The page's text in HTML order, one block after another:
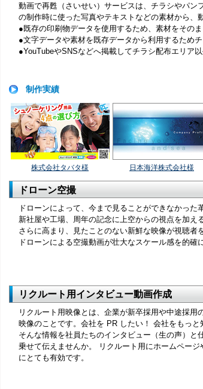
動画で再甦（さいせい）サービスは、チラシやパン
の制作時に使った写真やテキストなどの素材から、
●既存の印刷物データを使用するため、素材をその
●文字データや素材を既存データから利用するため
●YouTubeやSNSなどへ掲載してチラシ配布エリア
制作実績
株式会社タバタ様 日本海洋株式会社様
ドローン空撮
ドローンによって、今まで見ることができなかった
新社屋や工場、周年の記念に上空からの視点を加え
さらに高まり、見たことのない新鮮な映像が視聴者
ドローンによる空撮動画が壮大なスケール感を的確
リクルート用インタビュー動画作成
リクルート用映像とは、企業が新卒採用や中途採用
映像のことです。会社を PR したい！ 会社をもっと
そんな情報を社員たちのインタビュー（生の声）と
乗せて伝えませんか。 リクルート用にホームページ
にとても有効です。